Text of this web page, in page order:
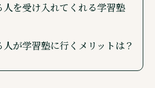
ュニティ・親コミュ
を受け入れてくれる学習塾
が学習塾に行くメリットは？